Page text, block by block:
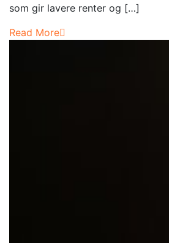
som gir lavere renter og […]
Read More